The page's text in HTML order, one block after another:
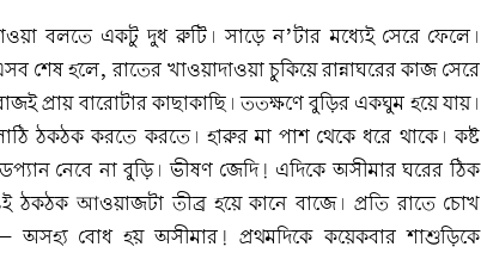
বলতে একটু দুধ রুটি। সাড়ে ন’টার মধ্যেই সেরে ফেলে।
শেষ হলে, রাতের খাওয়াদাওয়া চুকিয়ে রান্নাঘরের কাজ সেরে
প্রায় বারোটার কাছাকাছি। ততক্ষণে বুড়ির একঘুম হয়ে যায়।
ঠকঠক করতে করতে। হারুর মা পাশ থেকে ধরে থাকে। কষ্ট
নেবে না বুড়ি। ভীষণ জেদি! এদিকে অসীমার ঘরের ঠিক
আওয়াজটা তীব্র হয়ে কানে বাজে। প্রতি রাতে চোখ
বোধ হয় অসীমার! প্রথমদিকে কয়েকবার শাশুড়িকে